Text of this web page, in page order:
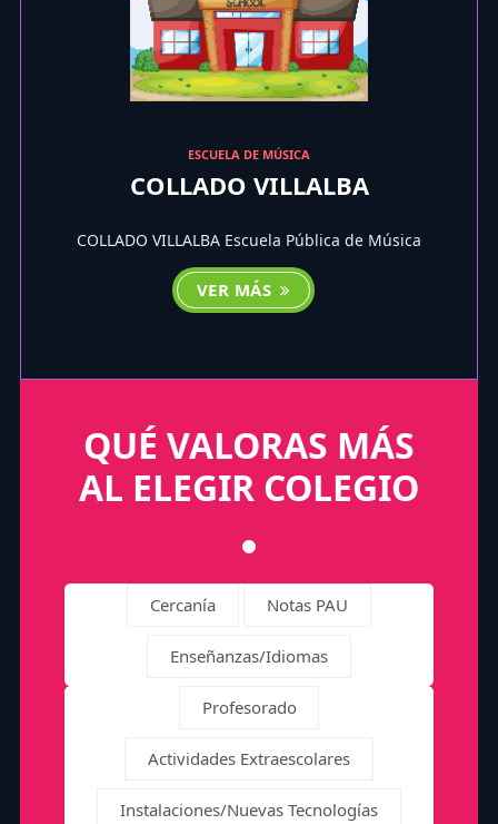
ESCUELA DE MÚSICA
COLLADO VILLALBA
COLLADO VILLALBA Escuela Pública de Música
VER MÁS
QUÉ VALORAS MÁS
AL ELEGIR COLEGIO
Cercanía Notas PAU
Enseñanzas/Idiomas
Profesorado
Actividades Extraescolares
Instalaciones/Nuevas Tecnologías